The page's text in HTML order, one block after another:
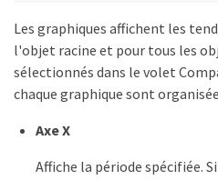
Les graphiques affichent les
l'objet racine et pour tous les
sélectionnés dans le volet
chaque graphique sont
Axe X
Affiche la période spécifiée.